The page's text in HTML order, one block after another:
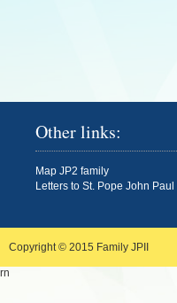
Other links:
Map JP2 family
Letters to St. Pope John Paul II
Copyright © 2015 Family JPII
rn